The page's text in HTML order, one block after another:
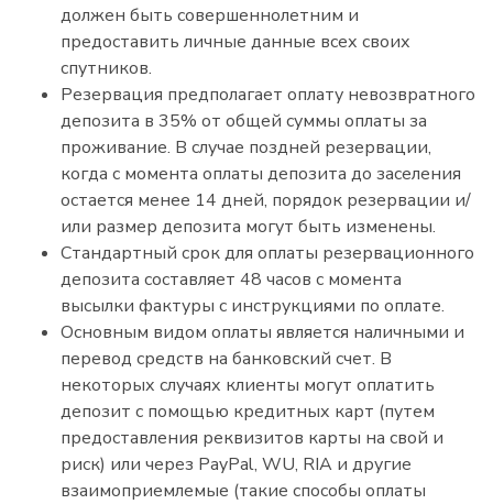
должен быть совершеннолетним и
предоставить личные данные всех своих
спутников.
Резервация предполагает оплату невозвратного
депозита в 35% от общей суммы оплаты за
проживание. В случае поздней резервации,
когда с момента оплаты депозита до заселения
остается менее 14 дней, порядок резервации и/
или размер депозита могут быть изменены.
Стандартный срок для оплаты резервационного
депозита составляет 48 часов с момента
высылки фактуры с инструкциями по оплате.
Основным видом оплаты является наличными и
перевод средств на банковский счет. В
некоторых случаях клиенты могут оплатить
депозит с помощью кредитных карт (путем
предоставления реквизитов карты на свой и
риск) или через PayPal, WU, RIA и другие
взаимоприемлемые (такие способы оплаты